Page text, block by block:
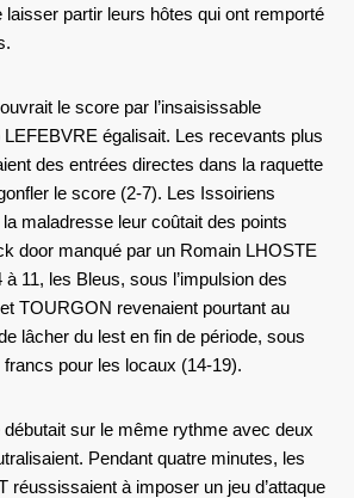
laisser partir leurs hôtes qui ont remporté
le score par l’insaisissable
égalisait. Les recevants plus
des entrées directes dans la raquette
le score (2-7). Les Issoiriens
maladresse leur coûtait des points
door manqué par un Romain LHOSTE
11, les Bleus, sous l’impulsion des
TOURGON revenaient pourtant au
lâcher du lest en fin de période, sous
pour les locaux (14-19).
sur le même rythme avec deux
Pendant quatre minutes, les
réussissaient à imposer un jeu d’attaque